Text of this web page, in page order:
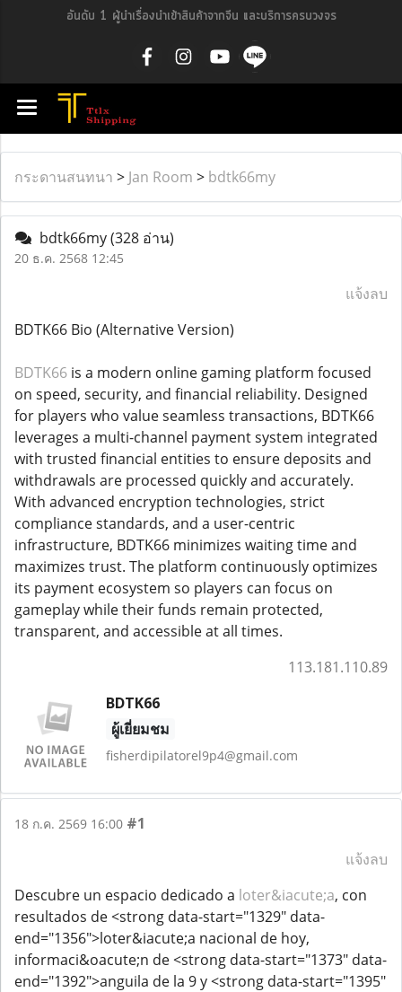
อันดับ 1 ผู้นำเรื่องนำเข้าสินค้าจากจีน และบริการครบวงจร
กระดานสนทนา > Jan Room > bdtk66my
bdtk66my(328 อ่าน)
20 ธ.ค. 2568 12:45
แจ้งลบ
BDTK66 Bio (Alternative Version)
BDTK66 is a modern online gaming platform focused
on speed, security, and financial reliability. Designed
for players who value seamless transactions, BDTK66
leverages a multi-channel payment system integrated
with trusted financial entities to ensure deposits and
withdrawals are processed quickly and accurately.
With advanced encryption technologies, strict
compliance standards, and a user-centric
infrastructure, BDTK66 minimizes waiting time and
maximizes trust. The platform continuously optimizes
its payment ecosystem so players can focus on
gameplay while their funds remain protected,
transparent, and accessible at all times.
113.181.110.89
BDTK66
ผู้เยี่ยมชม
fisherdipilatorel9p4@gmail.com
18 ก.ค. 2569 16:00 #1
แจ้งลบ
Descubre un espacio dedicado a loter&iacute;a, con
resultados de <strong data-start="1329" data-
end="1356">loter&iacute;a nacional de hoy,
informaci&oacute;n de <strong data-start="1373" data-
end="1392">anguila de la 9 y <strong data-start="1395"